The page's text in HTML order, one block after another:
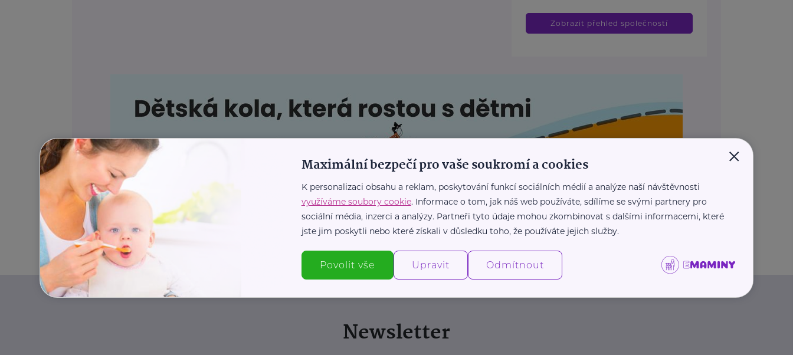
Zobrazit přehled společností
REKLAMA
Newsletter
×
Maximální bezpečí pro vaše soukromí a cookies
K personalizaci obsahu a reklam, poskytování funkcí sociálních médií a analýze naší návštěvnosti
využíváme soubory cookie. Informace o tom, jak náš web používáte, sdílíme se svými partnery pro
sociální média, inzerci a analýzy. Partneři tyto údaje mohou zkombinovat s dalšími informacemi, které
jste jim poskytli nebo které získali v důsledku toho, že používáte jejich služby.
Povolit vše Upravit Odmítnout